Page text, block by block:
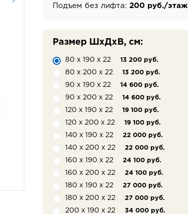
Подъем без лифта: 200 руб./этаж
Размер ШхДхВ, см:
80 х 190 х 22 13 200 руб.
80 х 200 х 22 13 200 руб.
90 х 190 х 22 14 600 руб.
90 х 200 х 22 14 600 руб.
120 х 190 х 22 19 100 руб.
120 х 200 х 22 19 100 руб.
140 х 190 х 22 22 000 руб.
140 х 200 х 22 22 000 руб.
160 х 190 х 22 24 100 руб.
160 х 200 х 22 24 100 руб.
180 х 190 х 22 27 000 руб.
180 х 200 х 22 27 000 руб.
200 х 190 х 22 34 000 руб.